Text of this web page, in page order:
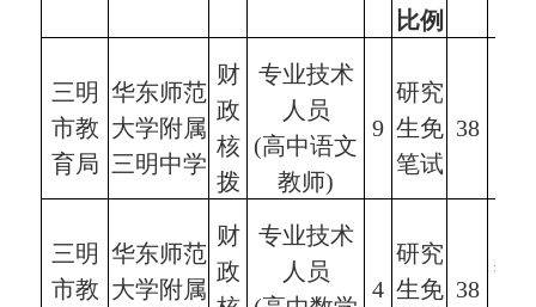
比例
三明
市教
育局
华东师范
大学附属
三明中学
财
政
核
拨
专业技术
人员
(高中语文
教师)
9
研究
生免
笔试
38
三明
市教
华东师范
大学附属
财
政
专业技术
人员
4
研究
生免 38
数